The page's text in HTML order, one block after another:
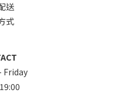
送
式
Friday